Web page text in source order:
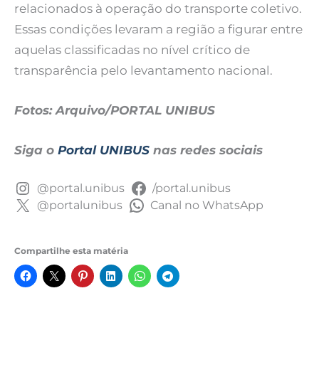
relacionados à operação do transporte coletivo.
Essas condições levaram a região a figurar entre
aquelas classificadas no nível crítico de
transparência pelo levantamento nacional.
Fotos: Arquivo/PORTAL UNIBUS
Siga o Portal UNIBUS nas redes sociais
@portal.unibus
/portal.unibus
@portalunibus
Canal no WhatsApp
Compartilhe esta matéria